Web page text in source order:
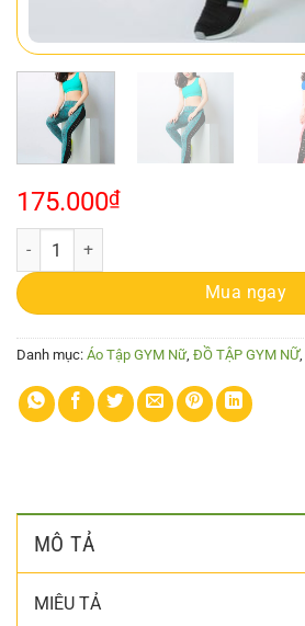
175.000₫
KenWomen Bra chéo dấy lưới sau số lượng
Mua ngay
Danh mục: Áo Tập GYM Nữ, ĐỒ TẬP GYM NỮ,
MÔ TẢ
MIÊU TẢ